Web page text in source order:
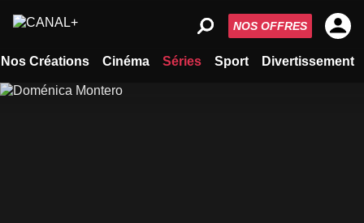
Nos Créations Cinéma Séries Sport Divertissement
NOS OFFRES